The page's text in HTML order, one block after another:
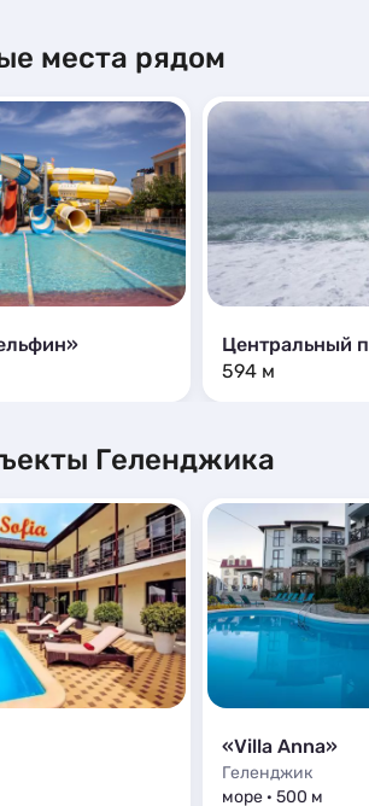
места рядом
594 м
Геленджика
«Villa Anna»
Геленджик
море · 500 м